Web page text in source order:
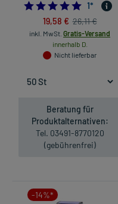
5.0
1*
19,58 € 26,11 €
inkl. MwSt. Gratis-Versand
innerhalb D.
Nicht lieferbar
Beratung für
Produktalternativen:
Tel. 03491-8770120
(gebührenfrei)
-14%*